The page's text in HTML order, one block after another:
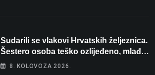
Sudarili se vlakovi Hrvatskih željeznica.
Šestero osoba teško ozlijeđeno, mlađa
žena na intenzivnoj
8. KOLOVOZA 2026.